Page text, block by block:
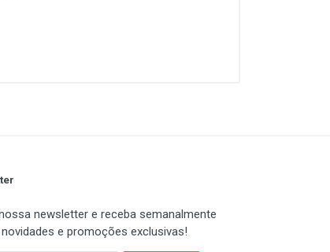
newsletter e receba semanalmente
e promoções exclusivas!